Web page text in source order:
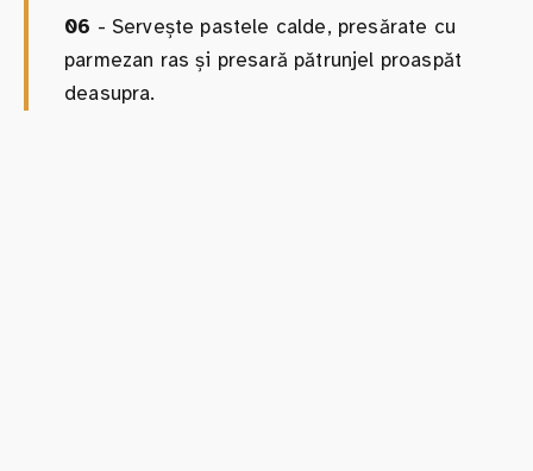
06 - Servește pastele calde, presărate cu
parmezan ras și presară pătrunjel proaspăt
deasupra.